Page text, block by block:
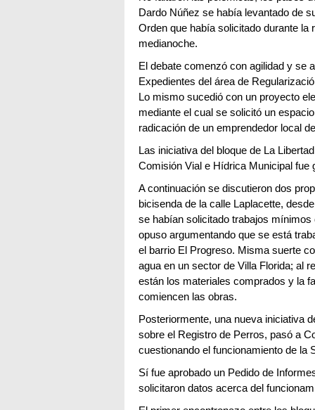
Dardo Núñez se había levantado de
Orden que había solicitado durante la
medianoche.
El debate comenzó con agilidad y se
Expedientes del área de
Lo mismo sucedió con un proyecto
mediante el cual se solicitó un
radicación de un emprendedor local
Las iniciativa del bloque de La
Comisión Vial e Hídrica Municipal fue
A continuación se discutieron dos
bicisenda de la calle Laplacette,
se habían solicitado trabajos
opuso argumentando que se está
el barrio El Progreso. Misma suerte
agua en un sector de Villa Florida; al
están los materiales comprados y la
comiencen las obras.
Posteriormente, una nueva iniciativa
sobre el Registro de Perros, pasó a
cuestionando el funcionamiento de la
Sí fue aprobado un Pedido de
solicitaron datos acerca del